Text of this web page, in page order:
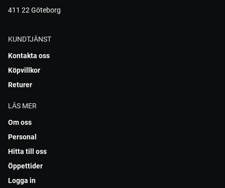
411 22 Göteborg
KUNDTJÄNST
Kontakta oss
Köpvillkor
Returer
LÄS MER
Om oss
Personal
Hitta till oss
Öppettider
Logga in